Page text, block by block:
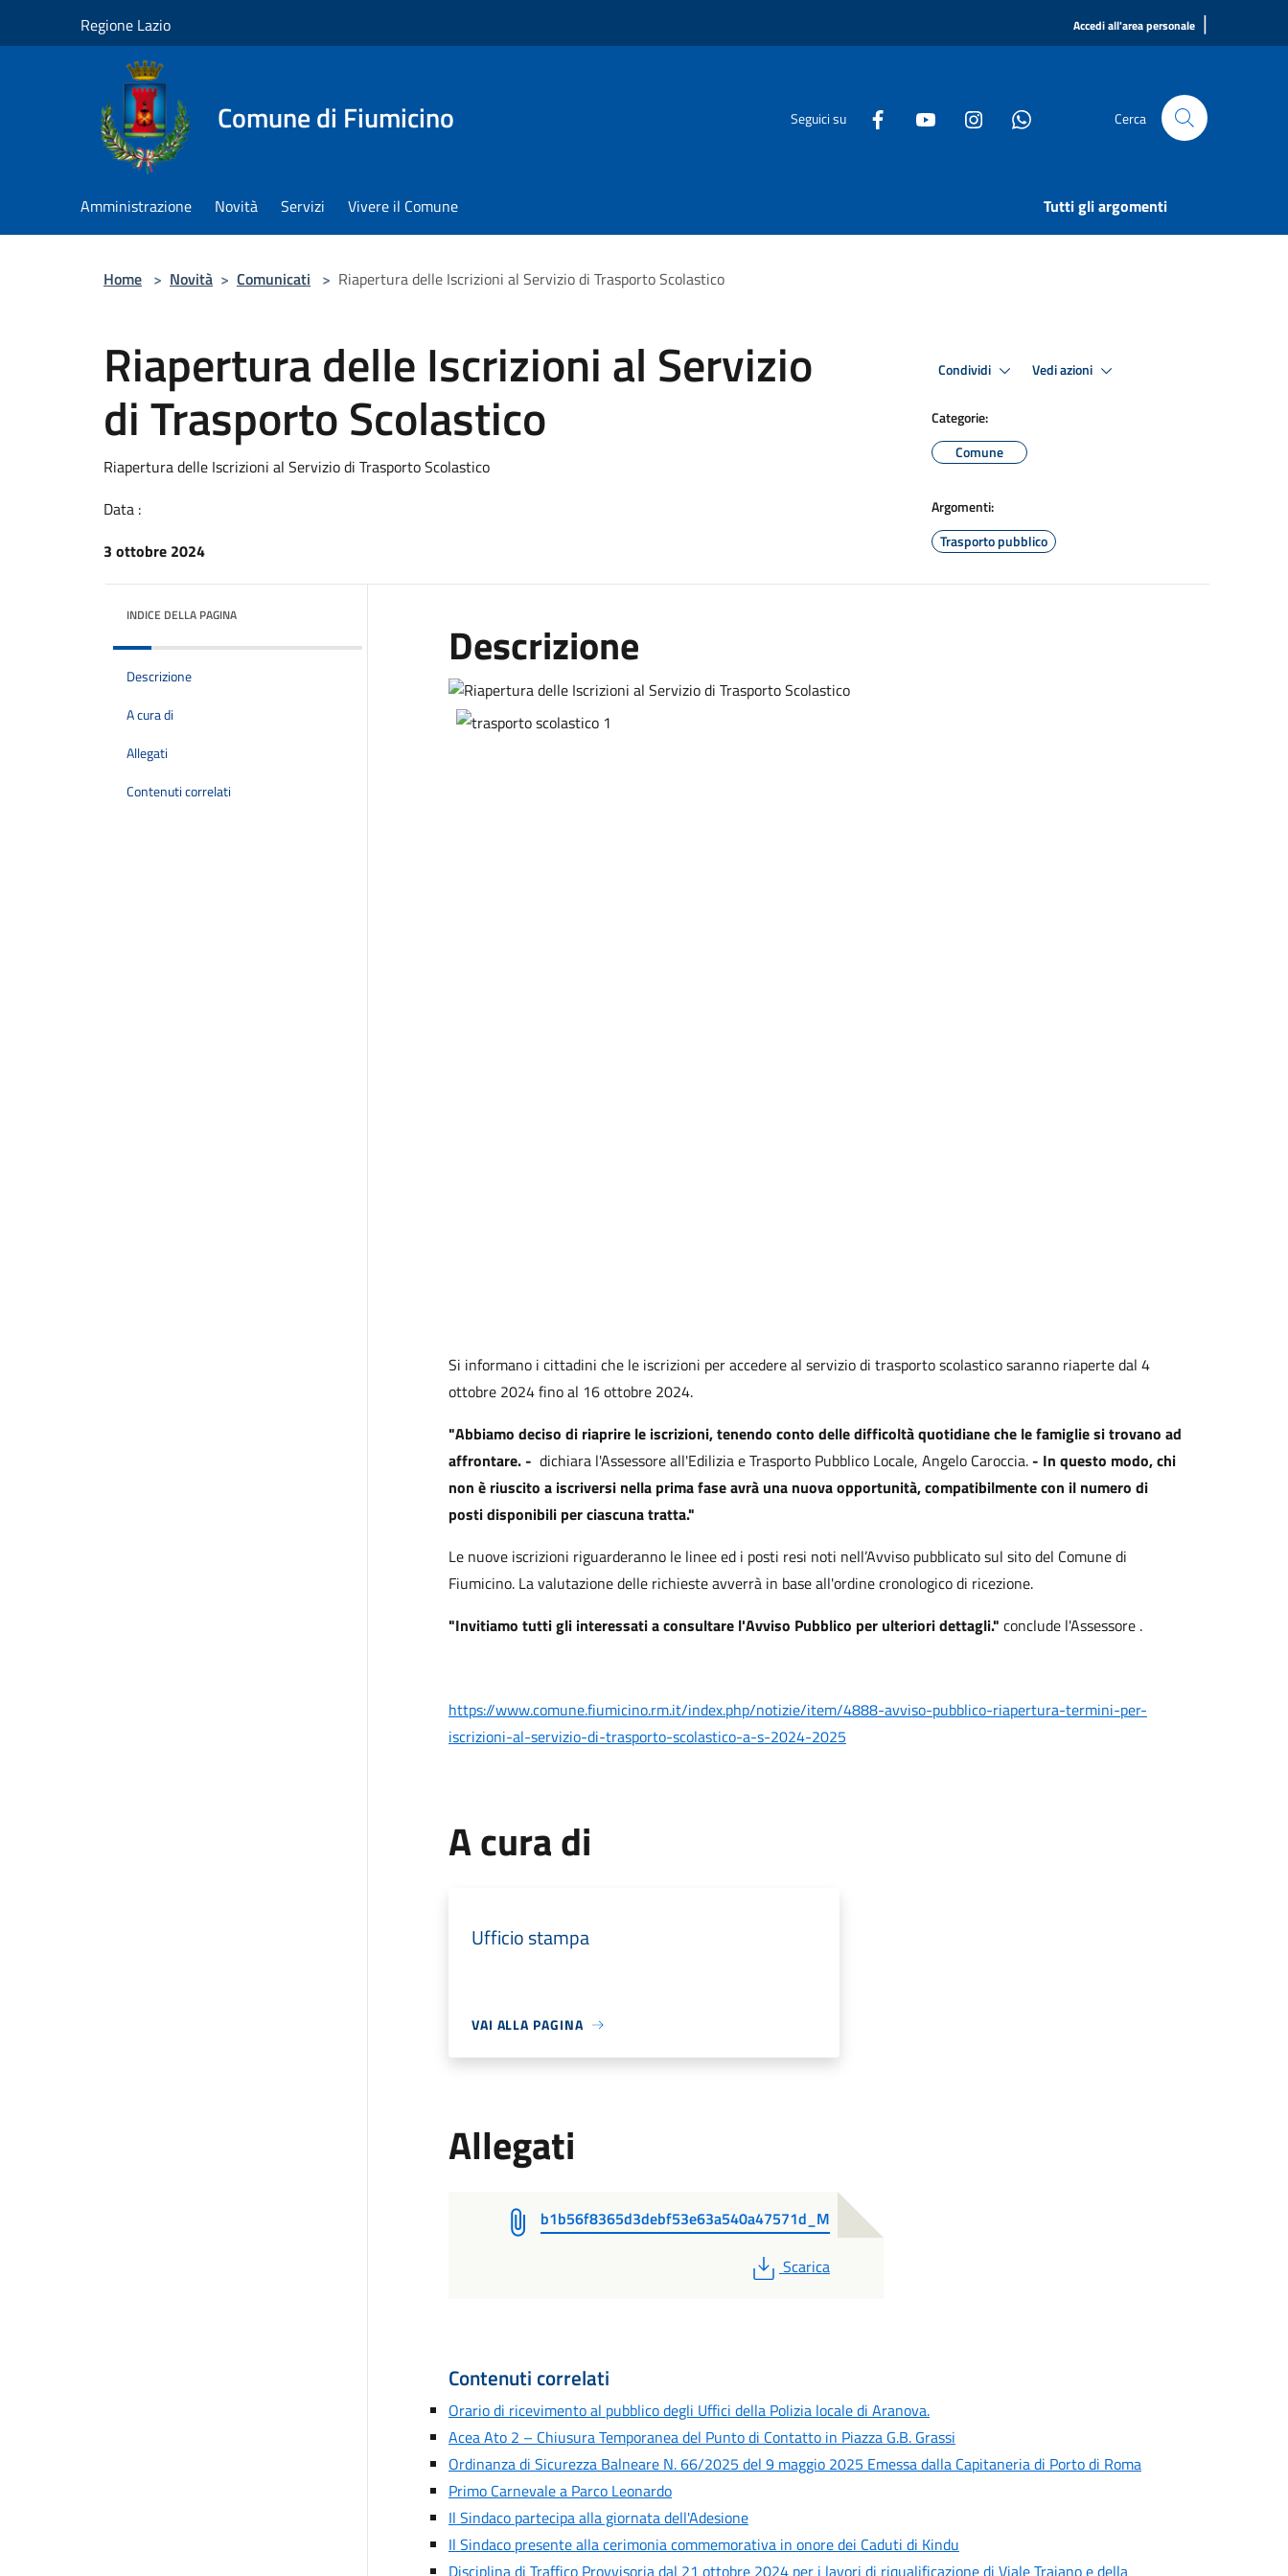
Regione Lazio Accedi all'area personale |
Comune di Fiumicino Seguici su Cerca
Amministrazione Novità Servizi Vivere il Comune Tutti gli argomenti
Home > Novità > Comunicati > Riapertura delle Iscrizioni al Servizio di Trasporto Scolastico
Riapertura delle Iscrizioni al Servizio
di Trasporto Scolastico
Riapertura delle Iscrizioni al Servizio di Trasporto Scolastico
Data :
3 ottobre 2024
Condividi Vedi azioni
Categorie:
Comune
Argomenti:
Trasporto pubblico
INDICE DELLA PAGINA
Descrizione
A cura di
Allegati
Contenuti correlati
Descrizione
Si informano i cittadini che le iscrizioni per accedere al servizio di trasporto scolastico saranno riaperte dal 4
ottobre 2024 fino al 16 ottobre 2024.
"Abbiamo deciso di riaprire le iscrizioni, tenendo conto delle difficoltà quotidiane che le famiglie si trovano ad
affrontare. - dichiara l'Assessore all'Edilizia e Trasporto Pubblico Locale, Angelo Caroccia.- In questo modo, chi
non è riuscito a iscriversi nella prima fase avrà una nuova opportunità, compatibilmente con il numero di
posti disponibili per ciascuna tratta."
Le nuove iscrizioni riguarderanno le linee ed i posti resi noti nell’Avviso pubblicato sul sito del Comune di
Fiumicino. La valutazione delle richieste avverrà in base all'ordine cronologico di ricezione.
"Invitiamo tutti gli interessati a consultare l'Avviso Pubblico per ulteriori dettagli." conclude l'Assessore .
https://www.comune.fiumicino.rm.it/index.php/notizie/item/4888-avviso-pubblico-riapertura-termini-per-
iscrizioni-al-servizio-di-trasporto-scolastico-a-s-2024-2025
A cura di
Ufficio stampa
VAI ALLA PAGINA
Allegati
b1b56f8365d3debf53e63a540a47571d_M
PDF
Scarica
Contenuti correlati
Orario di ricevimento al pubblico degli Uffici della Polizia locale di Aranova.
Acea Ato 2 – Chiusura Temporanea del Punto di Contatto in Piazza G.B. Grassi
Ordinanza di Sicurezza Balneare N. 66/2025 del 9 maggio 2025 Emessa dalla Capitaneria di Porto di Roma
Primo Carnevale a Parco Leonardo
Il Sindaco partecipa alla giornata dell'Adesione
Il Sindaco presente alla cerimonia commemorativa in onore dei Caduti di Kindu
Disciplina di Traffico Provvisoria dal 21 ottobre 2024 per i lavori di riqualificazione di Viale Traiano e della